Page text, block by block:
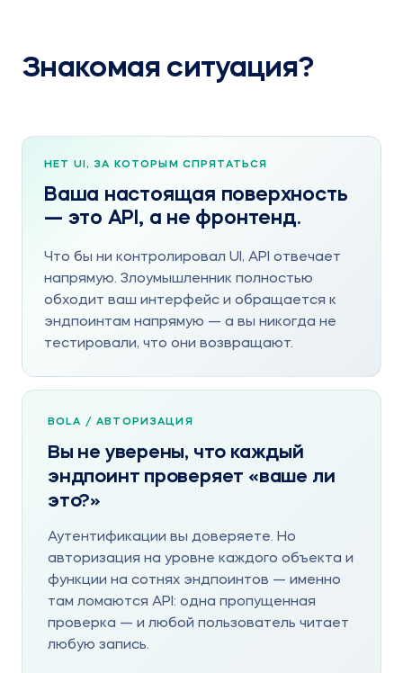
Знакомая ситуация?
НЕТ UI, ЗА КОТОРЫМ СПРЯТАТЬСЯ
Ваша настоящая поверхность
— это API, а не фронтенд.
Что бы ни контролировал UI, API отвечает
напрямую. Злоумышленник полностью
обходит ваш интерфейс и обращается к
эндпоинтам напрямую — а вы никогда не
тестировали, что они возвращают.
BOLA / АВТОРИЗАЦИЯ
Вы не уверены, что каждый
эндпоинт проверяет «ваше ли
это?»
Аутентификации вы доверяете. Но
авторизация на уровне каждого объекта и
функции на сотнях эндпоинтов — именно
там ломаются API: одна пропущенная
проверка — и любой пользователь читает
любую запись.